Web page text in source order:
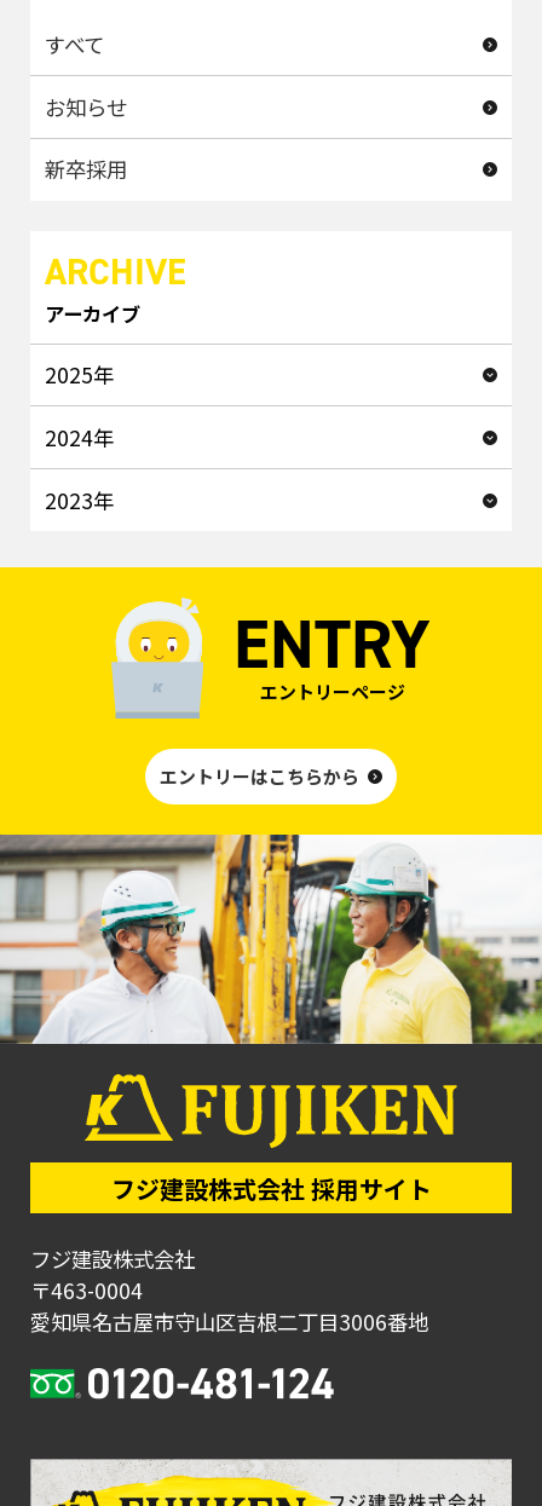
すべて
お知らせ
新卒採用
ARCHIVE
アーカイブ
2025年
2024年
2023年
ENTRY
エントリーページ
エントリーはこちらから
フジ建設株式会社 採用サイト
フジ建設株式会社
〒463-0004
愛知県名古屋市守山区吉根二丁目3006番地